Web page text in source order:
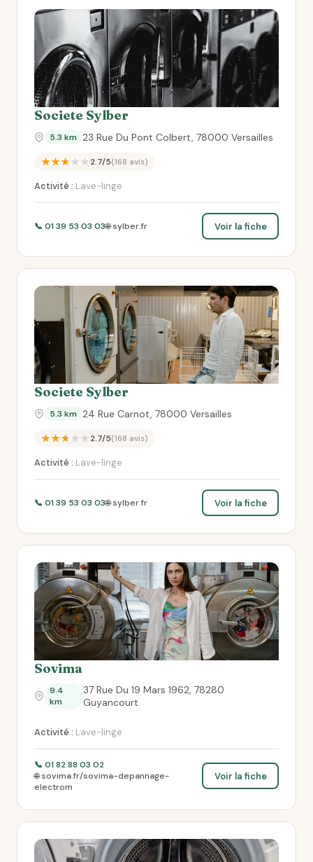
Societe Sylber
5.3 km 23 Rue Du Pont Colbert, 78000 Versailles
★★★★★2.7/5(168 avis)
Activité : Lave-linge
📞 01 39 53 03 03🌐 sylber.fr Voir la fiche
Societe Sylber
5.3 km 24 Rue Carnot, 78000 Versailles
★★★★★2.7/5(168 avis)
Activité : Lave-linge
📞 01 39 53 03 03🌐 sylber.fr Voir la fiche
Sovima
9.4
km
37 Rue Du 19 Mars 1962, 78280
Guyancourt
Activité : Lave-linge
📞 01 82 88 03 02
🌐 sovima.fr/sovima-depannage-
electrom
Voir la fiche